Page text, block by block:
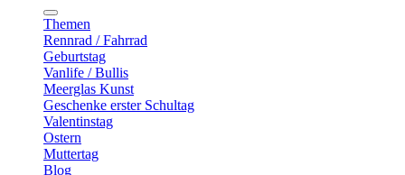
Themen
Rennrad / Fahrrad
Geburtstag
Vanlife / Bullis
Meerglas Kunst
Geschenke erster Schultag
Valentinstag
Ostern
Muttertag
Blog